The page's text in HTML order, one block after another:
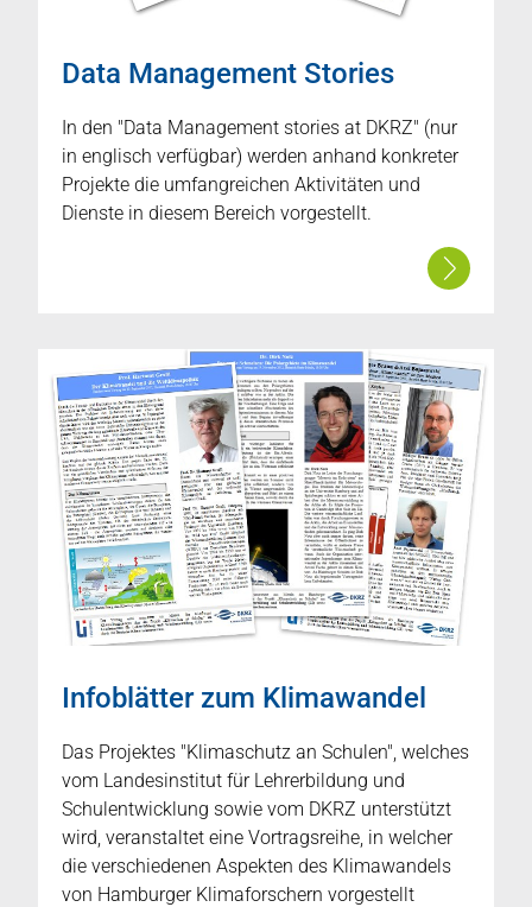
Data Management Stories
In den "Data Management stories at DKRZ" (nur
in englisch verfügbar) werden anhand konkreter
Projekte die umfangreichen Aktivitäten und
Dienste in diesem Bereich vorgestellt.
Infoblätter zum Klimawandel
Das Projektes "Klimaschutz an Schulen", welches
vom Landesinstitut für Lehrerbildung und
Schulentwicklung sowie vom DKRZ unterstützt
wird, veranstaltet eine Vortragsreihe, in welcher
die verschiedenen Aspekten des Klimawandels
von Hamburger Klimaforschern vorgestellt